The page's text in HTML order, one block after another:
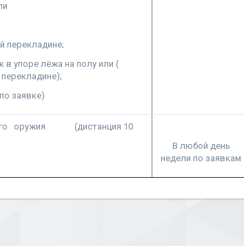
перекладине;
в упоре лёжа на полу или (
заявке)
оружия (дистанция 10
В любой день
недели по заявкам